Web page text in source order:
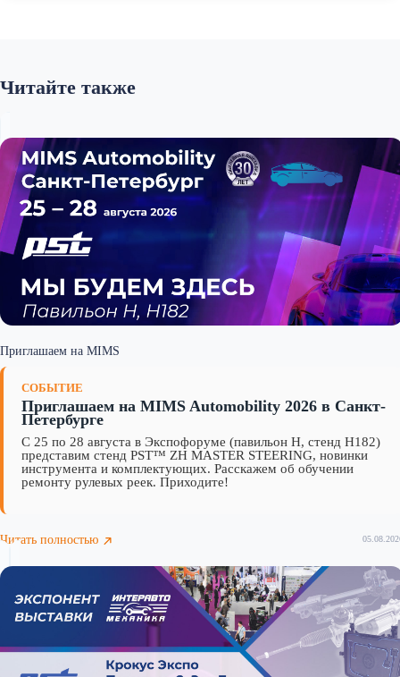
Читайте также
Приглашаем на MIMS
СОБЫТИЕ
Приглашаем на MIMS Automobility 2026 в Санкт-
Петербурге
С 25 по 28 августа в Экспофоруме (павильон H, стенд H182)
представим стенд PST™ ZH MASTER STEERING, новинки
инструмента и комплектующих. Расскажем об обучении
ремонту рулевых реек. Приходите!
Читать полностью